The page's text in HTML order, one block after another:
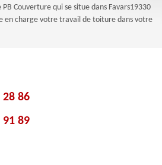
Couverture qui se situe dans Favars19330
en charge votre travail de toiture dans votre
28 86
91 89